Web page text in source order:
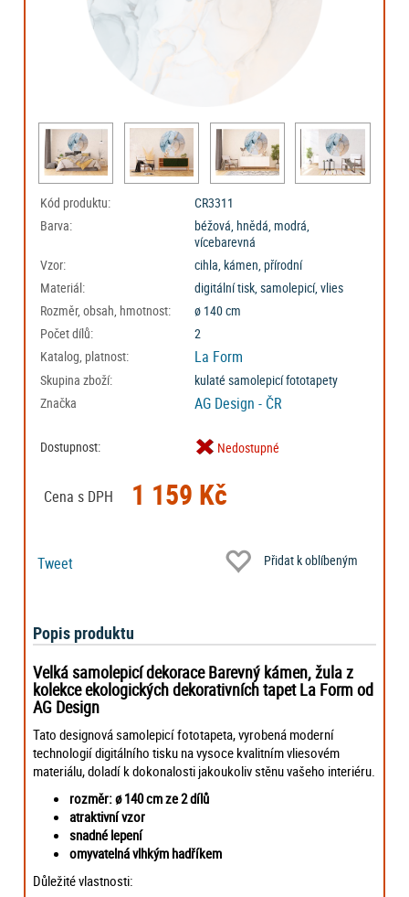
Kód produktu:
CR3311
Barva:
béžová, hnědá, modrá,
vícebarevná
Vzor:
cihla, kámen, přírodní
Materiál:
digitální tisk, samolepicí, vlies
Rozměr, obsah, hmotnost:
ø 140 cm
Počet dílů:
2
Katalog, platnost:
La Form
Skupina zboží:
kulaté samolepicí fototapety
Značka
AG Design - ČR
Dostupnost: Nedostupné
Cena s DPH 1 159 Kč
Tweet Přidat k oblíbeným
Popis produktu
Velká samolepicí dekorace Barevný kámen, žula z
kolekce ekologických dekorativních tapet La Form od
AG Design
Tato designová samolepicí fototapeta, vyrobená moderní
technologií digitálního tisku na vysoce kvalitním vliesovém
materiálu, doladí k dokonalosti jakoukoliv stěnu vašeho interiéru.
rozměr: ø 140 cm ze 2 dílů
atraktivní vzor
snadné lepení
omyvatelná vlhkým hadříkem
Důležité vlastnosti: